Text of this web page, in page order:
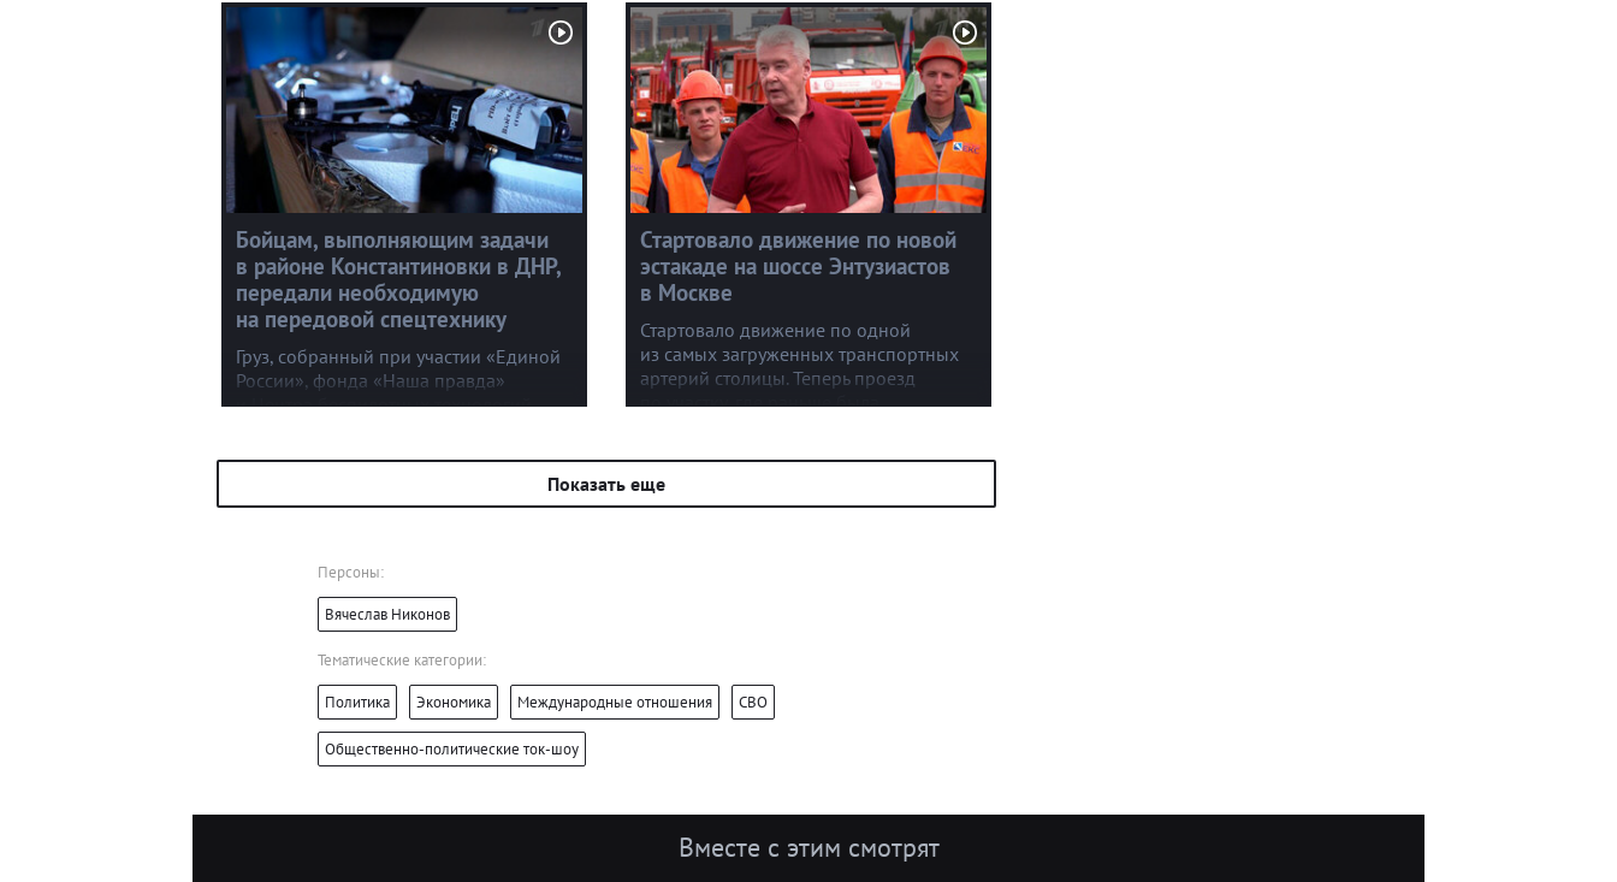
Андрей Воробьев. В Дмитровском
районе он сегодня и в связи
с открытием агропромышленной
выставки.
с представителями «Молодой
Гвардии», Юнармии и студенческих
отрядов.
Бойцам, выполняющим задачи
в районе Константиновки в ДНР,
передали необходимую
на передовой спецтехнику
Груз, собранный при участии «Единой
России», фонда «Наша правда»
и Центра беспилотных технологий,
Стартовало движение по новой
эстакаде на шоссе Энтузиастов
в Москве
Стартовало движение по одной
из самых загруженных транспортных
артерий столицы. Теперь проезд
по участку, где раньше была
Показать еще
Персоны:
Вячеслав Никонов
Тематические категории:
Политика Экономика Международные отношения СВО
Общественно-политические ток-шоу
Вместе с этим смотрят